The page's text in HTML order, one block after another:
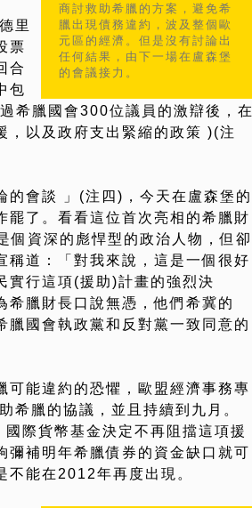
商討救助希臘的方案，避免希
臘出現債務違約，波及整個歐
元區的經濟。但是沒有討論出
任何結果，由下一場在盧森堡
的會議接力。
里
票
合
包
希臘國會300位議員的激辯後，在
，以及政府支出緊縮的政策 )(注
的會談 」(注四)，今天在盧森堡的
罷了。看看這位首次亮相的希臘財
個資深的彪悍型的政治人物，但卻
稱道：「對我來說，這是一個很好
實行這項(援助)計畫的強烈決
希臘財長口說無憑，他們希冀的
臘國會執政黨和反對黨一致同意的
可能違約的恐懼，歐盟經濟事務專
希臘的協議，並且持續到九月。
際貨幣基金決定不再阻擋這項援
彌補明年希臘債券的資金缺口就可
不能在2012年再度出現。